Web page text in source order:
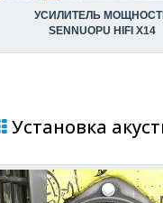
УСИЛИТЕЛЬ
SENNUOPU HIFI X14
Установка